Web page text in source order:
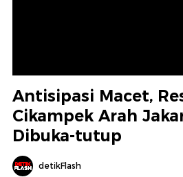
Antisipasi Macet,
Cikampek Arah
Dibuka-tutup
detikFlash